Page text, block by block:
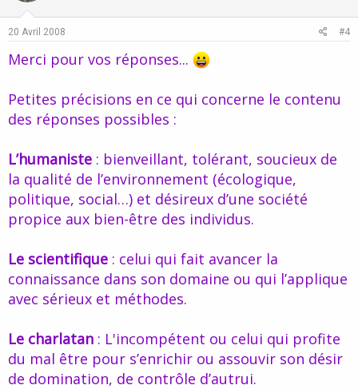
20 Avril 2008 #4
Merci pour vos réponses...
Petites précisions en ce qui concerne le contenu
des réponses possibles :
L’humaniste : bienveillant, tolérant, soucieux de
la qualité de l’environnement (écologique,
politique, social…) et désireux d’une société
propice aux bien-être des individus.
Le scientifique : celui qui fait avancer la
connaissance dans son domaine ou qui l’applique
avec sérieux et méthodes.
Le charlatan : L'incompétent ou celui qui profite
du mal être pour s’enrichir ou assouvir son désir
de domination, de contrôle d’autrui.